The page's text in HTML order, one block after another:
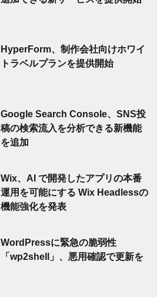
HyperForm、制作会社向けホワイ
トラベルプランを提供開始
Google Search Console、SNS投
稿の検索流入を分析できる新機能
を追加
Wix、AI で開発したアプリの本番
運用を可能にする Wix Headlessの
機能強化を発表
WordPressに緊急の脆弱性
「wp2shell」、悪用確認で更新を